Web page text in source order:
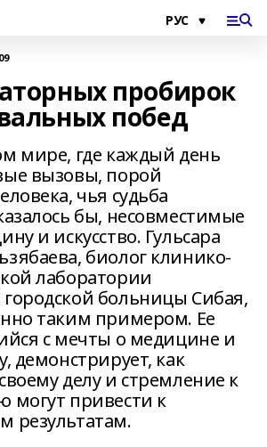
пробирок
побед
мире, где каждый день
вызовы, порой
чья судьба
бы, несовместимые
и искусство. Гульсара
биолог клинико-
лаборатории
больницы Сибая,
таким примером. Ее
с мечты о медицине и
демонстрирует, как
делу и стремление к
могут привести к
результатам.